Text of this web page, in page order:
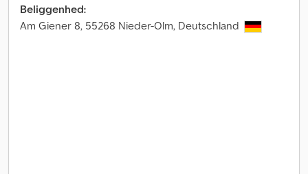
Beliggenhed:
Am Giener 8, 55268 Nieder-Olm, Deutschland